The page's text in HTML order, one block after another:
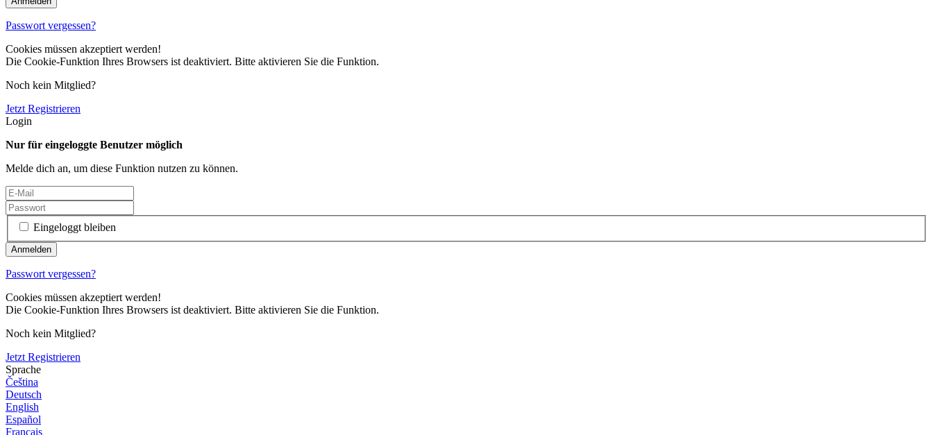
Passwort vergessen?
Cookies müssen akzeptiert werden!
Die Cookie-Funktion Ihres Browsers ist deaktiviert. Bitte aktivieren Sie die Funktion.
Noch kein Mitglied?
Jetzt Registrieren
Login
Nur für eingeloggte Benutzer möglich
Melde dich an, um diese Funktion nutzen zu können.
Eingeloggt bleiben
Passwort vergessen?
Cookies müssen akzeptiert werden!
Die Cookie-Funktion Ihres Browsers ist deaktiviert. Bitte aktivieren Sie die Funktion.
Noch kein Mitglied?
Jetzt Registrieren
Sprache
Čeština
Deutsch
English
Español
Français